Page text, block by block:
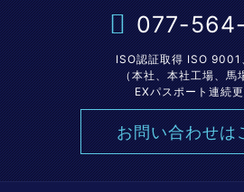
077-
ISO認証取得 ISO
（本社、本社工場、馬
EXパスポート連続
お問い合わせは